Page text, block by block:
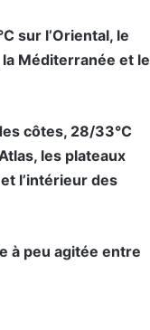
sur l’Oriental, le
Méditerranée et le
côtes, 28/33°C
les plateaux
l’intérieur des
à peu agitée entre